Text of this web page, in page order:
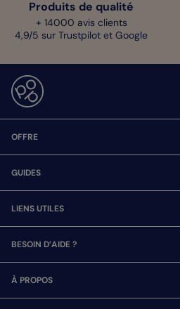
Produits de qualité
+ 14000 avis clients
4,9/5 sur Trustpilot et Google
OFFRE
GUIDES
LIENS UTILES
BESOIN D’AIDE ?
À PROPOS